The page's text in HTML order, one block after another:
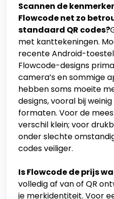
Scannen de
Flowcode net zo
standaard QR codes?
met kanttekeningen.
recente Android-
Flowcode-designs
camera’s en sommige
hebben soms moeite
designs, vooral bij
formaten. Voor de
verschil klein; voor
onder slechte
codes veiliger.
Is Flowcode de prijs
volledig af van of QR
je merkidentiteit. Voor